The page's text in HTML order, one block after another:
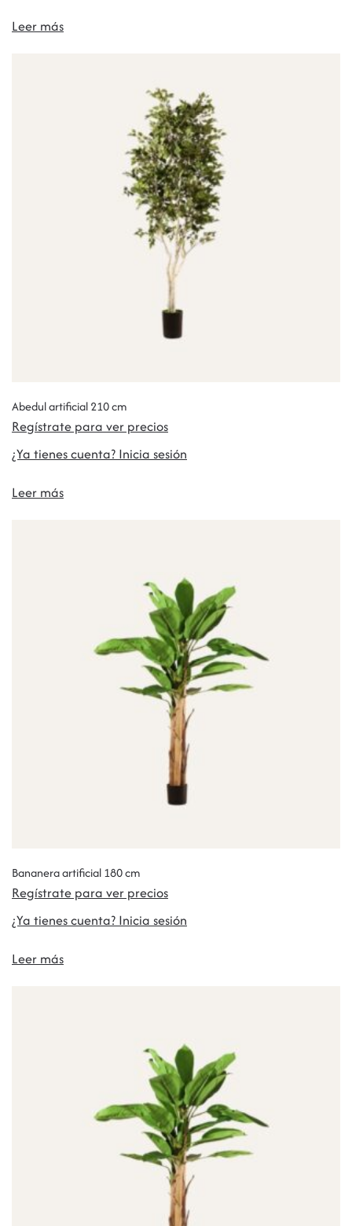
Leer más
Abedul artificial 210 cm
Regístrate para ver precios
¿Ya tienes cuenta? Inicia sesión
Leer más
Bananera artificial 180 cm
Regístrate para ver precios
¿Ya tienes cuenta? Inicia sesión
Leer más